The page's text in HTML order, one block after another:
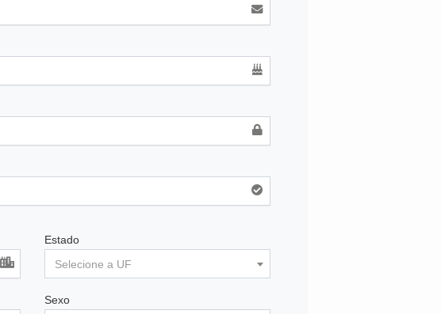
Estado
Selecione a UF
Sexo